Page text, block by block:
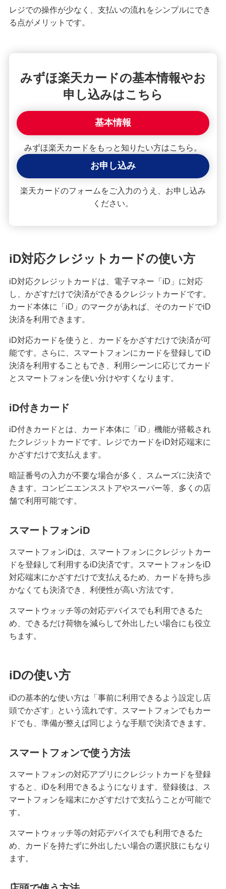
みずほマイレージクラブカード（クレジットカ
ード）
みずほWallet
J-Coin Pay
その他決済・支払いサービス
ローン
住宅ローン・カードローン
貯める・増やす
備える
相続・保険
生涯学習
お客さまサポート
困ったときは・よくあるご質問
みずほ銀行について
レジでの操作が少なく、支払いの流れをシンプルにでき
る点がメリットです。
みずほ楽天カードの基本情報やお
申し込みはこちら
基本情報
みずほ楽天カードをもっと知りたい方はこちら。
お申し込み
楽天カードのフォームをご入力のうえ、お申し込み
ください。
iD対応クレジットカードの使い方
iD対応クレジットカードは、電子マネー「iD」に対応
し、かざすだけで決済ができるクレジットカードです。
カード本体に「iD」のマークがあれば、そのカードでiD
決済を利用できます。
iD対応カードを使うと、カードをかざすだけで決済が可
能です。さらに、スマートフォンにカードを登録してiD
決済を利用することもでき、利用シーンに応じてカード
とスマートフォンを使い分けやすくなります。
iD付きカード
iD付きカードとは、カード本体に「iD」機能が搭載され
たクレジットカードです。レジでカードをiD対応端末に
かざすだけで支払えます。
暗証番号の入力が不要な場合が多く、スムーズに決済で
きます。コンビニエンスストアやスーパー等、多くの店
舗で利用可能です。
スマートフォンiD
スマートフォンiDは、スマートフォンにクレジットカー
ドを登録して利用するiD決済です。スマートフォンをiD
対応端末にかざすだけで支払えるため、カードを持ち歩
かなくても決済でき、利便性が高い方法です。
スマートウォッチ等の対応デバイスでも利用できるた
め、できるだけ荷物を減らして外出したい場合にも役立
ちます。
iDの使い方
iDの基本的な使い方は「事前に利用できるよう設定し店
頭でかざす」という流れです。スマートフォンでもカー
ドでも、準備が整えば同じような手順で決済できます。
スマートフォンで使う方法
スマートフォンの対応アプリにクレジットカードを登録
すると、iDを利用できるようになります。登録後は、ス
マートフォンを端末にかざすだけで支払うことが可能で
す。
スマートウォッチ等の対応デバイスでも利用できるた
め、カードを持たずに外出したい場合の選択肢にもなり
ます。